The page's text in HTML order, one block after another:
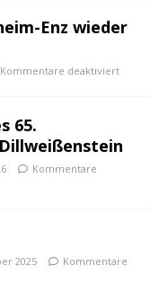
Enz wieder
Kommentare deaktiviert
65.
Kommentare
2025
Kommentare